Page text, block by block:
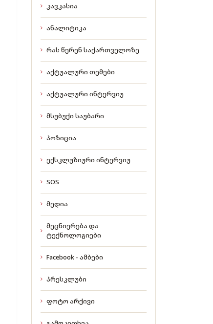
კავკასია
ანალიტიკა
რას წერენ საქართველოზე
აქტუალური თემები
აქტუალური ინტერვიუ
მსუბუქი საუბარი
პოზიცია
ექსკლუზიური ინტერვიუ
SOS
მედია
მეცნიერება და
ტექნოლოგიები
Facebook - ამბები
პრესკლუბი
ფოტო არქივი